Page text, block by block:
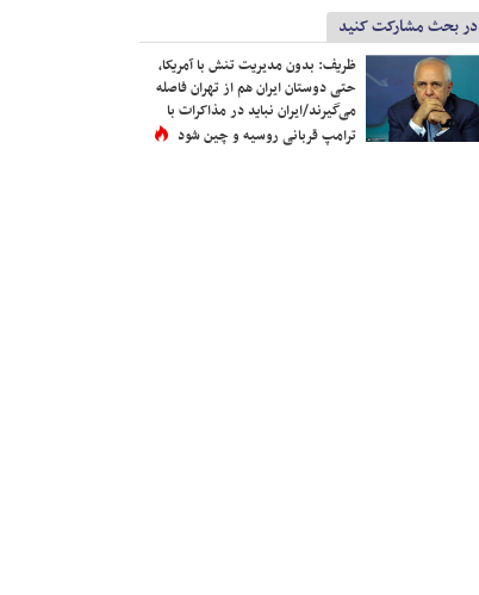
در بحث مشارکت کنید
ظریف: بدون مدیریت تنش با آمریکا،
حتی دوستان ایران هم از تهران فاصله
می‌گیرند/ایران نباید در مذاکرات با
ترامپ قربانی روسیه و چین شود